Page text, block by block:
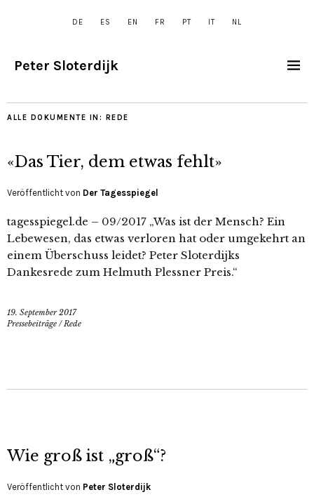
DE ES EN FR PT IT NL
Peter Sloterdijk
ALLE DOKUMENTE IN: REDE
«Das Tier, dem etwas fehlt»
Veröffentlicht von Der Tagesspiegel
tagesspiegel.de – 09/2017 „Was ist der Mensch? Ein
Lebewesen, das etwas verloren hat oder umgekehrt an
einem Überschuss leidet? Peter Sloterdijks
Dankesrede zum Helmuth Plessner Preis.“
19. September 2017
Pressebeiträge /Rede
Wie groß ist „groß“?
Veröffentlicht von Peter Sloterdijk